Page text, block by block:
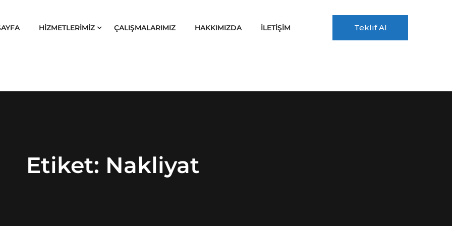
HİZMETLERİMİZ ÇALIŞMALARIMIZ HAKKIMIZDA İLETİŞİM Teklif Al
Etiket: Nakliyat